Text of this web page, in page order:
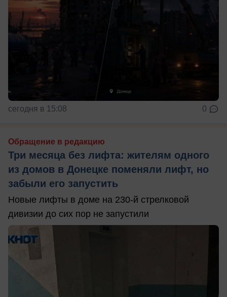
сегодня в 15:08 0
Обращение в редакцию
Три месяца без лифта: жителям одного
из домов в Донецке поменяли лифт, но
забыли его запустить
Новые лифты в доме на 230-й стрелковой
дивизии до сих пор не запустили